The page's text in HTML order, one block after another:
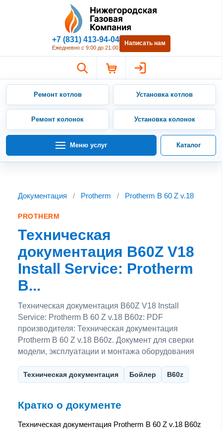
Нижегородская Газовая
+7 (831) 413-94-04
Ежедневно с 9:00 до 21:00
Написать нам
Ремонт котлов Установка котлов
Ремонт колонок Установка колонок
Меню услуг Каталог
Документация / Protherm / Protherm B 60 Z v.18
PROTHERM
Техническая
документация B60Z V18
Install Service: Protherm
B...
Техническая документация B60Z V18 Install
Service: Protherm B 60 Z v.18 B60z: PDF
производителя: Техническая документация
Protherm B 60 Z v.18 B60z. Документ для сверки
модели, эксплуатации и монтажа оборудования
Техническая документация Бойлер B60z
Кратко о документе
Техническая документация Protherm B 60 Z v.18 B60z